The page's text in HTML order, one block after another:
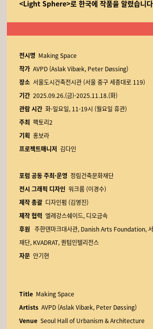
<Light Sphere>로 한국에 작품을 알렸습니
전시명 Making Space
작가 AVPD (Aslak Vibæk, Peter Døssing)
장소서울도시건축전시관 (서울 중구 세종대로 119)
기간2025.09.26.(금)-2025.11.18.(화)
관람 시간 화-일요일, 11-19시 (월요일 휴관)
주최 팩토리2
기획 홍보라
프로젝트매니저 김다인
포럼 공동 주최·운영 정림건축문화재단
전시 그래픽 디자인 워크룸 (이경수)
제작 총괄디자인펌 (김영진)
제작 협력 엘레강스쉐이드, 디오금속
후원 주한덴마크대사관, Danish Arts Foundation,
재단, KVADRAT, 퀀텀인텔리전스
자문안기현
TitleMaking Space
Artists AVPD (Aslak Vibæk, Peter Døssing)
Venue Seoul Hall of Urbanism & Architecture